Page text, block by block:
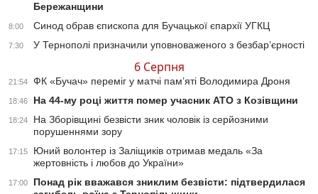
Бережанщини
8:00 Синод обрав єпископа для Бучацької єпархії УГКЦ
7:30 У Тернополі призначили уповноваженого з безбар’єрності
6 Серпня
21:54 ФК «Бучач» переміг у матчі пам’яті Володимира Дроня
18:46 На 44-му році життя помер учасник АТО з Козівщини
18:24
На Зборівщині безвісти зник чоловік із серйозними
порушеннями зору
17:15
Юний волонтер із Заліщиків отримав медаль «За
жертовність і любов до України»
17:00
Понад рік вважався зниклим безвісти: підтвердилася